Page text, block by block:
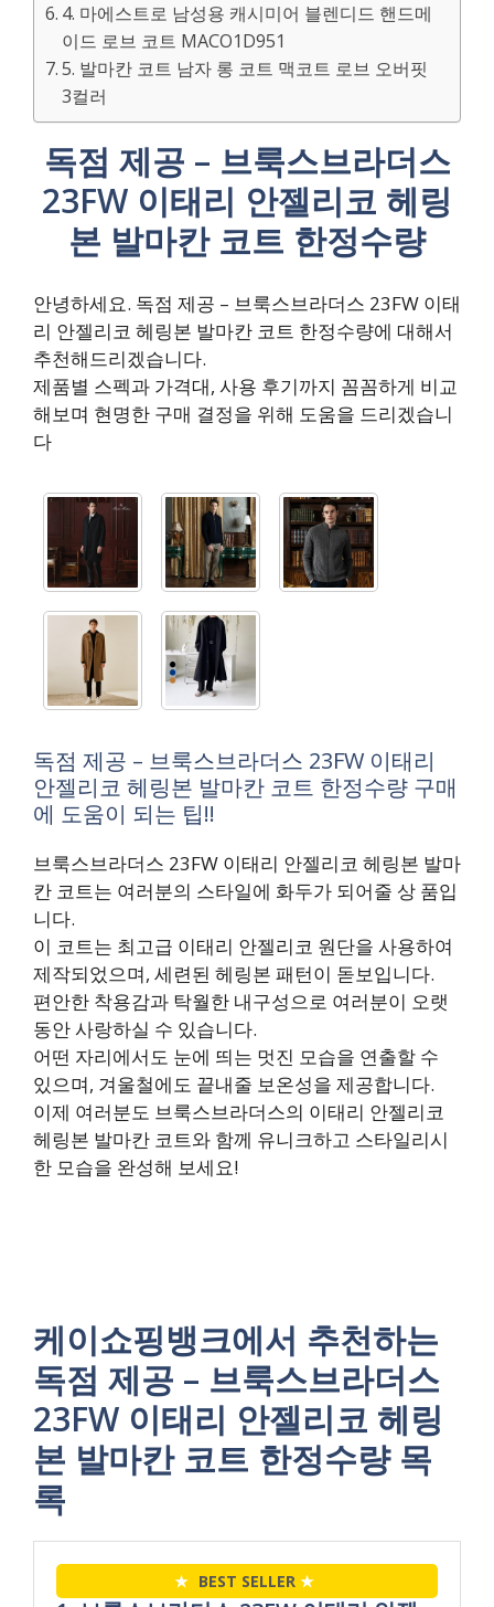
4. 마에스트로 남성용 캐시미어 블렌디드 핸드메
이드 로브 코트 MACO1D951
5. 발마칸 코트 남자 롱 코트 맥코트 로브 오버핏
3컬러
독점 제공 – 브룩스브라더스
23FW 이태리 안젤리코 헤링
본 발마칸 코트 한정수량
안녕하세요. 독점 제공 – 브룩스브라더스 23FW 이태
리 안젤리코 헤링본 발마칸 코트 한정수량에 대해서
추천해드리겠습니다.
제품별 스펙과 가격대, 사용 후기까지 꼼꼼하게 비교
해보며 현명한 구매 결정을 위해 도움을 드리겠습니
다
독점 제공 – 브룩스브라더스 23FW 이태리
안젤리코 헤링본 발마칸 코트 한정수량 구매
에 도움이 되는 팁!!
브룩스브라더스 23FW 이태리 안젤리코 헤링본 발마
칸 코트는 여러분의 스타일에 화두가 되어줄 상 품입
니다.
이 코트는 최고급 이태리 안젤리코 원단을 사용하여
제작되었으며, 세련된 헤링본 패턴이 돋보입니다.
편안한 착용감과 탁월한 내구성으로 여러분이 오랫
동안 사랑하실 수 있습니다.
어떤 자리에서도 눈에 띄는 멋진 모습을 연출할 수
있으며, 겨울철에도 끝내줄 보온성을 제공합니다.
이제 여러분도 브룩스브라더스의 이태리 안젤리코
헤링본 발마칸 코트와 함께 유니크하고 스타일리시
한 모습을 완성해 보세요!
케이쇼핑뱅크에서 추천하는
독점 제공 – 브룩스브라더스
23FW 이태리 안젤리코 헤링
본 발마칸 코트 한정수량 목
록
★ BEST SELLER ★